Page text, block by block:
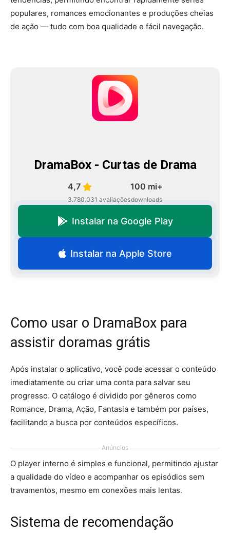
populares, romances emocionantes e produções cheias
de ação — tudo com boa qualidade e fácil navegação.
DramaBox - Curtas de Drama
4,7
3.780.031 avaliações
100 mi+
downloads
Instalar na Google Play
Instalar na Apple Store
Como usar o DramaBox para
assistir doramas grátis
Após instalar o aplicativo, você pode acessar o conteúdo
imediatamente ou criar uma conta para salvar seu
progresso. O catálogo é dividido por gêneros como
Romance, Drama, Ação, Fantasia e também por países,
facilitando a busca por conteúdos específicos.
Anúncios
O player interno é simples e funcional, permitindo ajustar
a qualidade do vídeo e acompanhar os episódios sem
travamentos, mesmo em conexões mais lentas.
Sistema de recomendação